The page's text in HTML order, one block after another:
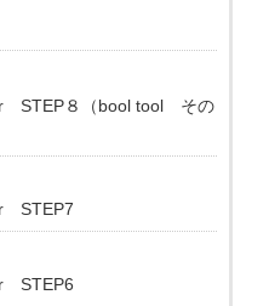
STEP８（bool tool その
STEP7
STEP6